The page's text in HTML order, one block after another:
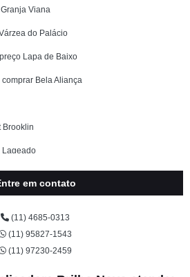
Viana
do Palácio
Lapa de Baixo
Bela Aliança
Brooklin
Lageado
em contato
(11) 4685-0313
(11) 95827-1543
(11) 97230-2459